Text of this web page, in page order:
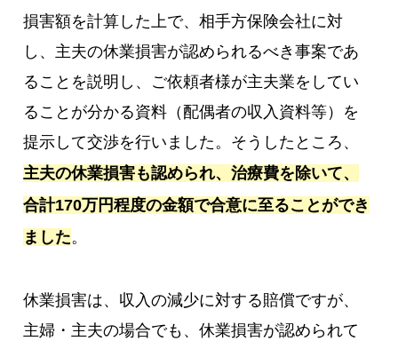
損害額を計算した上で、相手方保険会社に対
し、主夫の休業損害が認められるべき事案であ
ることを説明し、ご依頼者様が主夫業をしてい
ることが分かる資料（配偶者の収入資料等）を
提示して交渉を行いました。そうしたところ、
主夫の休業損害も認められ、治療費を除いて、
合計170万円程度の金額で合意に至ることができ
ました。
休業損害は、収入の減少に対する賠償ですが、
主婦・主夫の場合でも、休業損害が認められて